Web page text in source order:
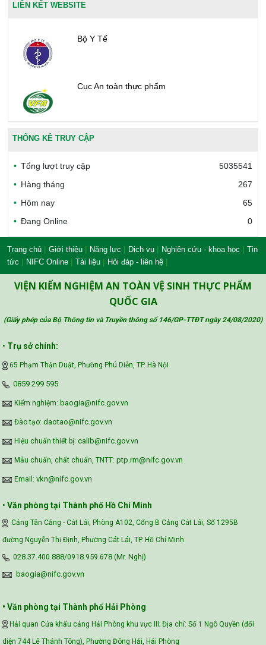
LIÊN KẾT WEBSITE
Bộ Y Tế
Cục An toàn thực phẩm
Văn phòng công nhận chất lượng
Công đoàn Y tế Việt Nam
Safe Food for Growth Project (SAFEGRO)
Vietnam Center for Food Safety Risk
THỐNG KÊ TRUY CẬP
Tổng lượt truy cập
5035541
Hàng tháng
267
Hôm nay
65
Đang Online
0
Trang chủ | Giới thiệu | Năng lực | Dịch vụ | Nghiên cứu - khoa học | Tin
tức | NIFC Online | Tài liệu | Hỏi đáp - liên hệ |
VIỆN KIỂM NGHIỆM AN TOÀN VỆ SINH THỰC PHẨM
QUỐC GIA
(Giấy phép của Bộ Thông tin và Truyền thông số 146/GP-TTĐT ngày 24/08/2020)
• Trụ sở chính:
65 Phạm Thận Duật, Phường Phú Diễn, TP. Hà Nội
‪0859 299 595‬
Kiểm nghiệm: baogia@nifc.gov.vn
Đào tạo: daotao@nifc.gov.vn
Hiệu chuẩn thiết bị: calib@nifc.gov.vn
Mẫu chuẩn, chất chuẩn, TNTT: ptp.rm@nifc.gov.vn
Email: vkn@nifc.gov.vn
• Văn phòng tại Thành phố Hồ Chí Minh
Cảng Tân Cảng - Cát Lái, Phòng A102, Cổng B Cảng Cát Lái, Số 1295B
đường Nguyễn Thị Định, Phường Cát Lái, TP. Hồ Chí Minh
028.37.400.888/0918.959.678 (Mr. Nghị)
baogia@nifc.gov.vn
• Văn phòng tại Thành phố Hải Phòng
Hải quan Cửa khẩu cảng Hải Phòng khu vực III; Địa chỉ: Số 1 Ngô Quyền (đối
diện 744 Lê Thánh Tông), Phường Đông Hải, Hải Phòng